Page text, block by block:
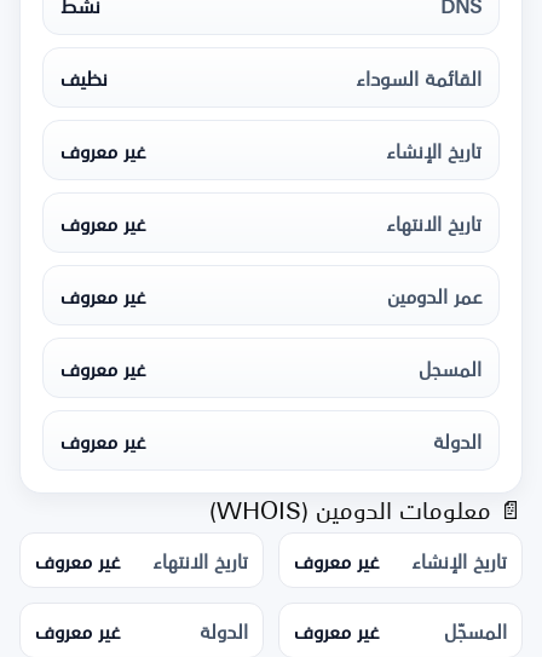
القائمة السوداء
نظيف
تاريخ الإنشاء
غير معروف
تاريخ الانتهاء
غير معروف
عمر الدومين
غير معروف
المسجل
غير معروف
الدولة
غير معروف
📄 معلومات الدومين (WHOIS)
تاريخ الإنشاء غير معروف تاريخ الانتهاء
غير معروف
المسجّل
غير معروف الدولة
غير معروف